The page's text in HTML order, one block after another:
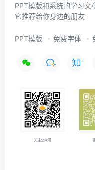
PPT模版和系统的学习文
它推荐给你身边的朋友
PPT模版 免费字体
关注公众号